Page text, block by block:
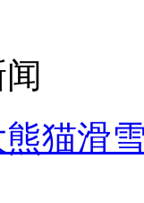
速倒车逃窜
猫滑